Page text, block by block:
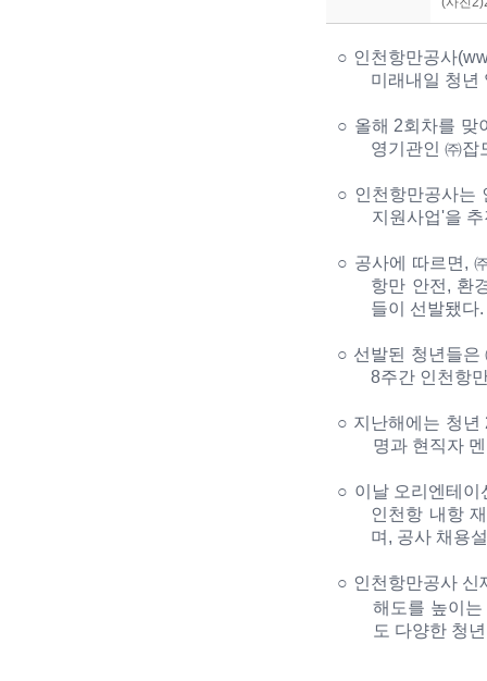
○ 인천항만공사
미래내일 청
○ 올해 2회차를 맞
영기관인㈜잡
○ 인천항만공사는
지원사업'을
○ 공사에 따르면 ,
항만 안전 , 환
들이 선발됐다.
○ 선발된 청년들은
8주간 인천항
○ 지난해에는 청년
명과 현직자
○ 이날 오리엔테
인천항 내항
며 , 공사 채용
○ 인천항만공사
해도를 높이
도 다양한 청